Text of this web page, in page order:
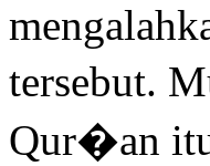
tersebut.
Qur�an